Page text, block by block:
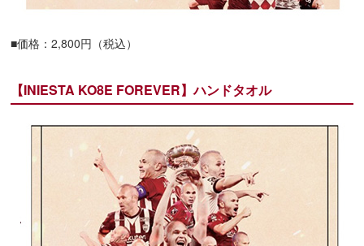
■価格：2,800円（税込）
【INIESTA KO8E FOREVER】ハンドタオル